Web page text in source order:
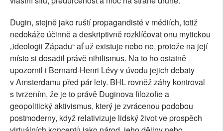
Dugin, stejně jako ruští propagandisté v médiích, totiž
nedokáže účinně a deskriptivně rozklíčovat onu mytickou
„ideologii Západu“ ať už existuje nebo ne, protože na její
místo si dosadil právě nihilismus. Na to ho ostatně
upozornil i Bernard-Henri Lévy v úvodu jejich debaty
v Amsterdamu před pár lety. BHL rovněž záhy kontroval
s tvrzením, že je to právě Duginova filozofie a
geopolitický aktivismus, který je zvrácenou podobou
postmoderny, když relativizuje lidský život ve prospěch